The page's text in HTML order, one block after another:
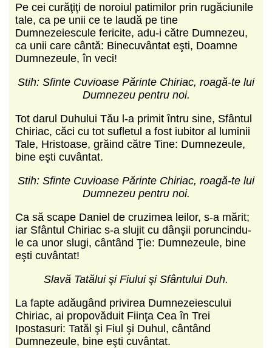
Pe cei curăţiţi de noroiul patimilor prin rugăciunile
tale, ca pe unii ce te laudă pe tine
Dumnezeiescule fericite, adu-i către Dumnezeu,
ca unii care cântă: Binecuvântat eşti, Doamne
Dumnezeule, în veci!
Stih: Sfinte Cuvioase Părinte Chiriac, roagă-te lui
Dumnezeu pentru noi.
Tot darul Duhului Tău l-a primit întru sine, Sfântul
Chiriac, căci cu tot sufletul a fost iubitor al luminii
Tale, Hristoase, grăind către Tine: Dumnezeule,
bine eşti cuvântat.
Stih: Sfinte Cuvioase Părinte Chiriac, roagă-te lui
Dumnezeu pentru noi.
Ca să scape Daniel de cruzimea leilor, s-a mărit;
iar Sfântul Chiriac s-a slujit cu dânşii poruncindu-
le ca unor slugi, cântând Ţie: Dumnezeule, bine
eşti cuvântat!
Slavă Tatălui şi Fiului şi Sfântului Duh.
La fapte adăugând privirea Dumnezeiescului
Chiriac, ai propovăduit Fiinţa Cea în Trei
Ipostasuri: Tatăl şi Fiul şi Duhul, cântând
Dumnezeule, bine eşti cuvântat.